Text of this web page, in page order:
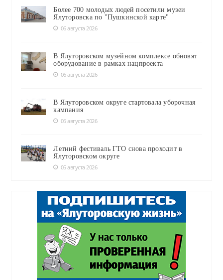
Более 700 молодых людей посетили музеи
Ялуторовска по "Пушкинской карте"
06 августа 2026
В Ялуторовском музейном комплексе обновят
оборудование в рамках нацпроекта
06 августа 2026
В Ялуторовском округе стартовала уборочная
кампания
05 августа 2026
Летний фестиваль ГТО снова проходит в
Ялуторовском округе
05 августа 2026